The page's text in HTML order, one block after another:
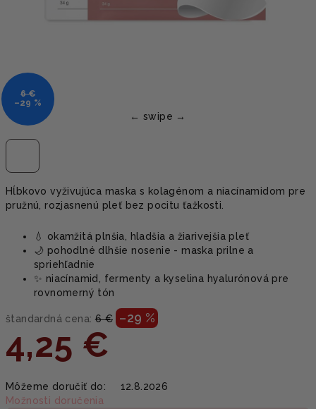
Hĺbkovo vyživujúca maska s kolagénom a niacínamidom pre
pružnú, rozjasnenú pleť bez pocitu ťažkosti.
💧 okamžitá plnšia, hladšia a žiarivejšia pleť
🌙 pohodlné dlhšie nosenie - maska prilne a
spriehľadnie
✨ niacínamid, fermenty a kyselina hyalurónová pre
rovnomerný tón
štandardná cena: 6 € –29 %
4,25 €
cena:
Môžeme doručiť do:
12.8.2026
Možnosti doručenia
6 €
–29 %